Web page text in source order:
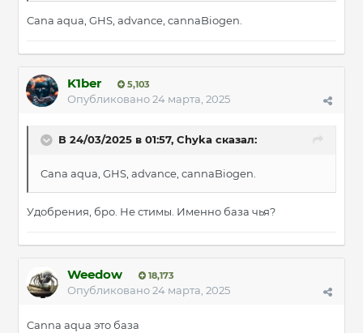
Cana aqua, GHS, advance, cannaBiogen.
K1ber 5,103
Опубликовано24 марта, 2025
В 24/03/2025 в 01:57, Chyka сказал:
Cana aqua, GHS, advance, cannaBiogen.
Удобрения, бро. Не стимы. Именно база чья?
Weedow 18,173
Опубликовано24 марта, 2025
Canna aqua это база